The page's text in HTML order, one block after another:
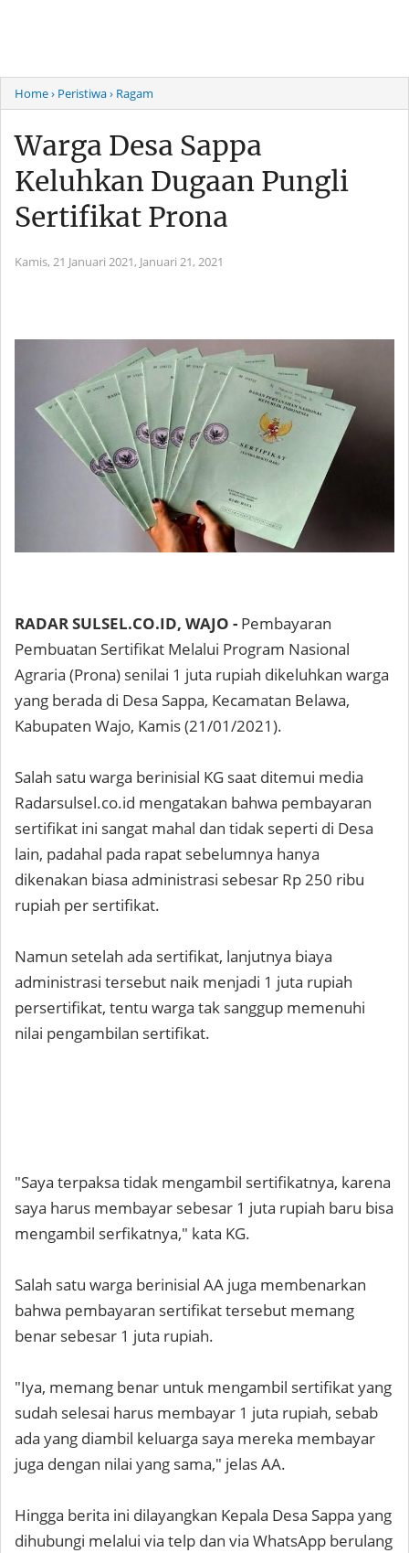
Home› Peristiwa› Ragam
Warga Desa Sappa
Keluhkan Dugaan Pungli
Sertifikat Prona
Kamis, 21 Januari 2021, Januari 21, 2021
RADAR SULSEL.CO.ID, WAJO - Pembayaran
Pembuatan Sertifikat Melalui Program Nasional
Agraria (Prona) senilai 1 juta rupiah dikeluhkan warga
yang berada di Desa Sappa, Kecamatan Belawa,
Kabupaten Wajo, Kamis (21/01/2021).
Salah satu warga berinisial KG saat ditemui media
Radarsulsel.co.id mengatakan bahwa pembayaran
sertifikat ini sangat mahal dan tidak seperti di Desa
lain, padahal pada rapat sebelumnya hanya
dikenakan biasa administrasi sebesar Rp 250 ribu
rupiah per sertifikat.
Namun setelah ada sertifikat, lanjutnya biaya
administrasi tersebut naik menjadi 1 juta rupiah
persertifikat, tentu warga tak sanggup memenuhi
nilai pengambilan sertifikat.
"Saya terpaksa tidak mengambil sertifikatnya, karena
saya harus membayar sebesar 1 juta rupiah baru bisa
mengambil serfikatnya," kata KG.
Salah satu warga berinisial AA juga membenarkan
bahwa pembayaran sertifikat tersebut memang
benar sebesar 1 juta rupiah.
"Iya, memang benar untuk mengambil sertifikat yang
sudah selesai harus membayar 1 juta rupiah, sebab
ada yang diambil keluarga saya mereka membayar
juga dengan nilai yang sama," jelas AA.
Hingga berita ini dilayangkan Kepala Desa Sappa yang
dihubungi melalui via telp dan via WhatsApp berulang